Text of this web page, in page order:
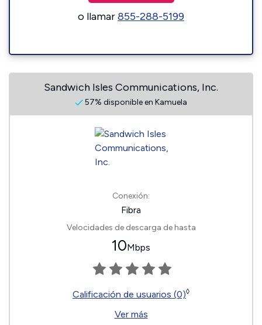
o llamar855-288-5199
Sandwich Isles Communications, Inc.
57% disponible en Kamuela
Conexión:
Fibra
Velocidades de descarga de hasta
10Mbps
Calificación de usuarios (0)◊
Ver más